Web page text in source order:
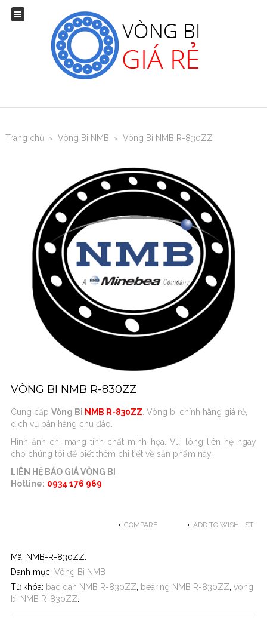
Trang chủ > Vòng Bi NMB > Vòng Bi NMB R-830ZZ
VÒNG BI NMB R-830ZZ
Cung cấp Vòng Bi NMB R-830ZZ . Vòng bi chính hãng giá rẻ,
dịch vụ bán hàng chu đáo.
Hình ảnh chỉ mang tính chất minh họa. Vui lòng liên hệ ngay
cho chúng tôi để biết thêm chi tiết về sản phẩm này.
LIÊN HỆ BÁO GIÁ VÒNG BI
Hotline: 0934 176 969
ADD TO WISHLIST
COMPARE
Mã: NMB-R-830ZZ
Danh mục: Vòng Bi NMB
Từ khóa: bac dan NMB R-830ZZ bearing NMB R-830ZZ vong
bi NMB R-830ZZ